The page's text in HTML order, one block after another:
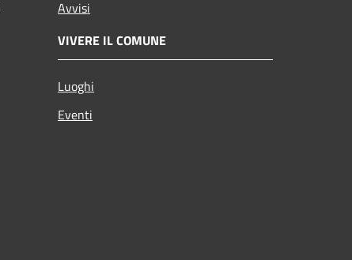
Avvisi
VIVERE IL COMUNE
Luoghi
Eventi